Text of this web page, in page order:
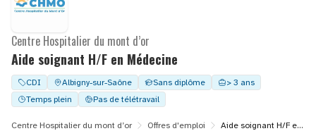
Aide soignant H/F en Médecine
Centre Hospitalier du mont d’or
CDI Albigny-sur-Saône Sans diplôme
> 3 ans
Temps plein
Pas de télétravail
Centre Hospitalier du mont d’or Offres d'emploi Aide soignant H/F en Médecine